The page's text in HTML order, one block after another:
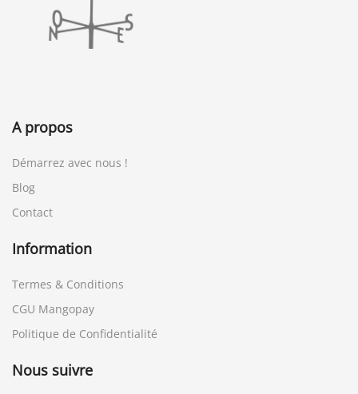
A propos
Démarrez avec nous !
Blog
Contact
Information
Termes & Conditions
CGU Mangopay
Politique de Confidentialité
Nous suivre